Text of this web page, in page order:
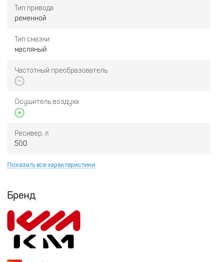
Тип привода
ременной
Тип смазки
масляный
Частотный преобразователь
Осушитель воздуха
Ресивер, л
500
Показать все характеристики
Бренд